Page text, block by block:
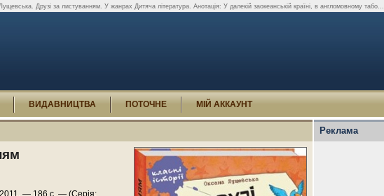
Друзі за листуванням. У жанрах Дитяча література. Анотація: У далекій заокеанській країні, в англомовному табо...
ВИДАВНИЦТВА ПОТОЧНЕ МІЙ АККАУНТ
— 186 с. — (Серія:
Реклама